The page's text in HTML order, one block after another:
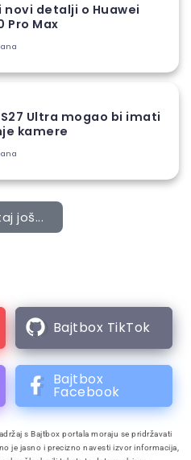
novi detalji o Huawei
Pro Max
Ultra mogao bi imati
kamere
još...
Bajtbox TikTok
Bajtbox
Facebook
s Bajtbox portala moraju se pridržavati
je jasno i precizno navesti izvor informacija,